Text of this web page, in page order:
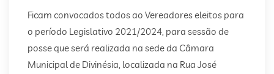
Ficam convocados todos ao Vereadores eleitos para
o período Legislativo 2021/2024, para sessão de
posse que será realizada na sede da Câmara
Municipal de Divinésia, localizada na Rua José